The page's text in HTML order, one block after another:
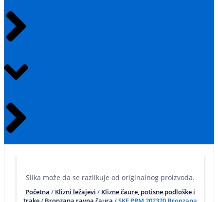
Slika može da se razlikuje od originalnog proizvoda.
Početna / Klizni ležajevi / Klizne čaure, potisne podloške i